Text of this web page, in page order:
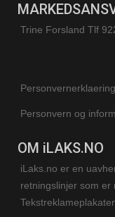
Trine Forsland Tlf
Personvern og
OM iLAKS.NO
iLaks.no er en
retningslinjer som er